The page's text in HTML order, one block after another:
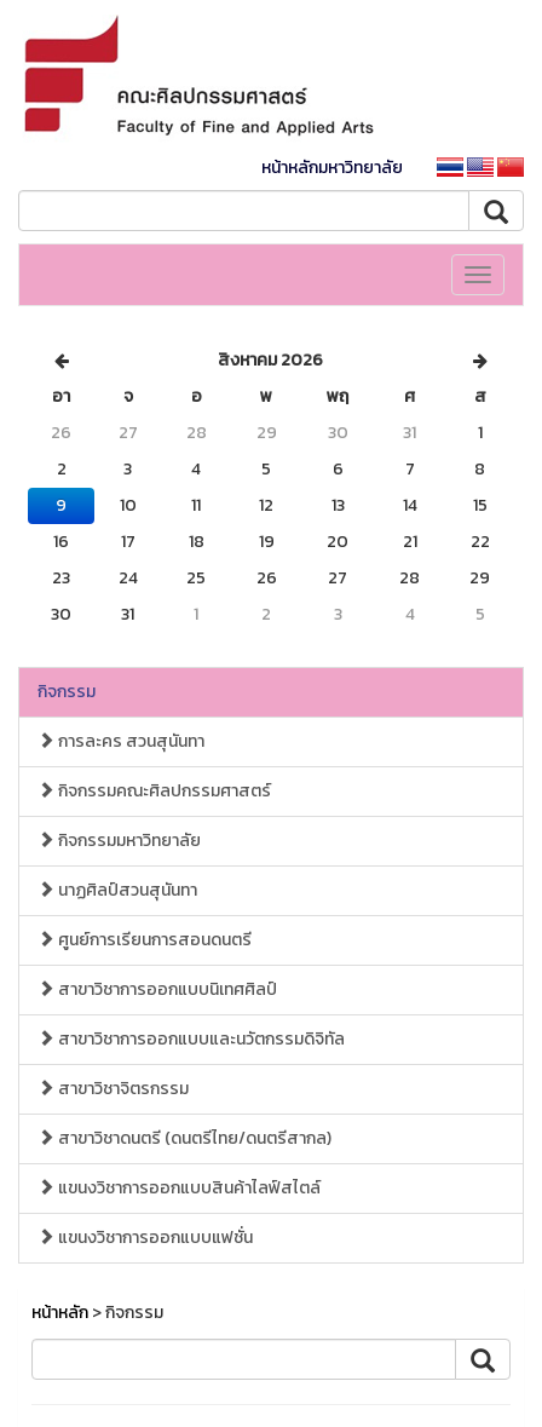
หน้าหลักมหาวิทยาลัย
Toggle
สิงหาคม 2026
อา
จ อ พ พฤ ศ
ส
26
27 28 29 30 31
1
2
3 4 5 6 7
8
9
10 11 12 13 14
15
16
17 18 19 20 21
22
23
24 25 26 27 28
29
30
31 1 2 3 4 5
กิจกรรม
การละคร สวนสุนันทา
กิจกรรมคณะศิลปกรรมศาสตร์
กิจกรรมมหาวิทยาลัย
นาฏศิลป์สวนสุนันทา
ศูนย์การเรียนการสอนดนตรี
สาขาวิชาการออกแบบนิเทศศิลป์
สาขาวิชาการออกแบบและนวัตกรรมดิจิทัล
สาขาวิชาจิตรกรรม
สาขาวิชาดนตรี (ดนตรีไทย/ดนตรีสากล)
แขนงวิชาการออกแบบสินค้าไลฟ์สไตล์
แขนงวิชาการออกแบบแฟชั่น
หน้าหลัก> กิจกรรม